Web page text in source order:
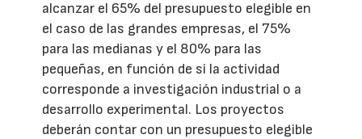
alcanzar el 65% del presupuesto elegible en
el caso de las grandes empresas, el 75%
para las medianas y el 80% para las
pequeñas, en función de si la actividad
corresponde a investigación industrial o a
desarrollo experimental. Los proyectos
deberán contar con un presupuesto elegible